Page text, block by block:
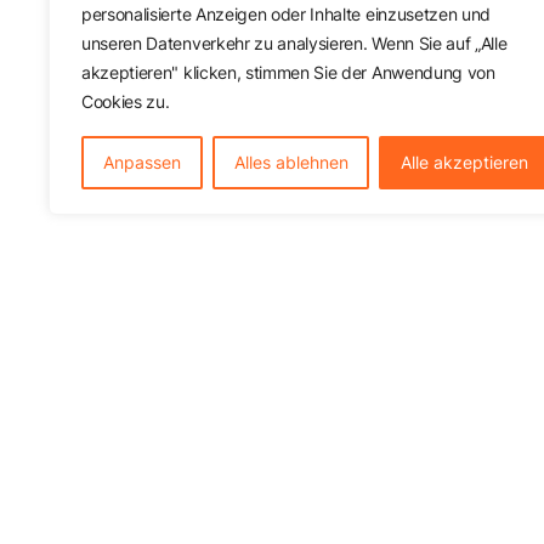
personalisierte Anzeigen oder Inhalte einzusetzen und
unseren Datenverkehr zu analysieren. Wenn Sie auf „Alle
akzeptieren" klicken, stimmen Sie der Anwendung von
Cookies zu.
Anpassen Alles ablehnen Alle akzeptieren